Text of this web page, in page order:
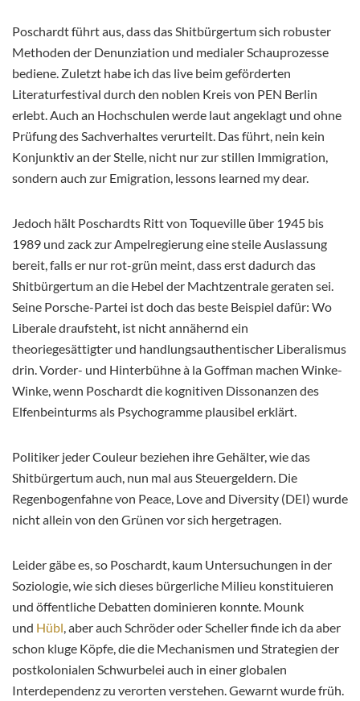
Poschardt führt aus, dass das Shitbürgertum sich robuster
Methoden der Denunziation und medialer Schauprozesse
bediene. Zuletzt habe ich das live beim geförderten
Literaturfestival durch den noblen Kreis von PEN Berlin
erlebt. Auch an Hochschulen werde laut angeklagt und ohne
Prüfung des Sachverhaltes verurteilt. Das führt, nein kein
Konjunktiv an der Stelle, nicht nur zur stillen Immigration,
sondern auch zur Emigration, lessons learned my dear.
Jedoch hält Poschardts Ritt von Toqueville über 1945 bis
1989 und zack zur Ampelregierung eine steile Auslassung
bereit, falls er nur rot-grün meint, dass erst dadurch das
Shitbürgertum an die Hebel der Machtzentrale geraten sei.
Seine Porsche-Partei ist doch das beste Beispiel dafür: Wo
Liberale draufsteht, ist nicht annähernd ein
theoriegesättigter und handlungsauthentischer Liberalismus
drin. Vorder- und Hinterbühne à la Goffman machen Winke-
Winke, wenn Poschardt die kognitiven Dissonanzen des
Elfenbeinturms als Psychogramme plausibel erklärt.
Politiker jeder Couleur beziehen ihre Gehälter, wie das
Shitbürgertum auch, nun mal aus Steuergeldern. Die
Regenbogenfahne von Peace, Love and Diversity (DEI) wurde
nicht allein von den Grünen vor sich hergetragen.
Leider gäbe es, so Poschardt, kaum Untersuchungen in der
Soziologie, wie sich dieses bürgerliche Milieu konstituieren
und öffentliche Debatten dominieren konnte. Mounk
und Hübl, aber auch Schröder oder Scheller finde ich da aber
schon kluge Köpfe, die die Mechanismen und Strategien der
postkolonialen Schwurbelei auch in einer globalen
Interdependenz zu verorten verstehen. Gewarnt wurde früh.